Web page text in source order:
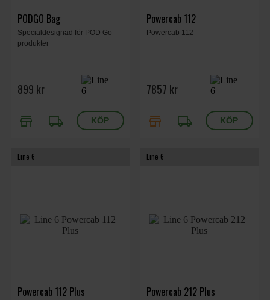
PODGO Bag
Specialdesignad för POD Go-
produkter
899 kr
store local_shipping
Powercab 112
Powercab 112
7857 kr
store local_shipping
Line 6
Powercab 112 Plus
Line 6
Powercab 212 Plus